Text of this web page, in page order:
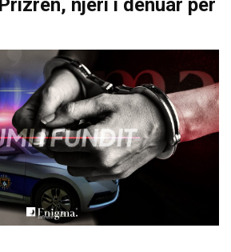
njëri i dënuar për